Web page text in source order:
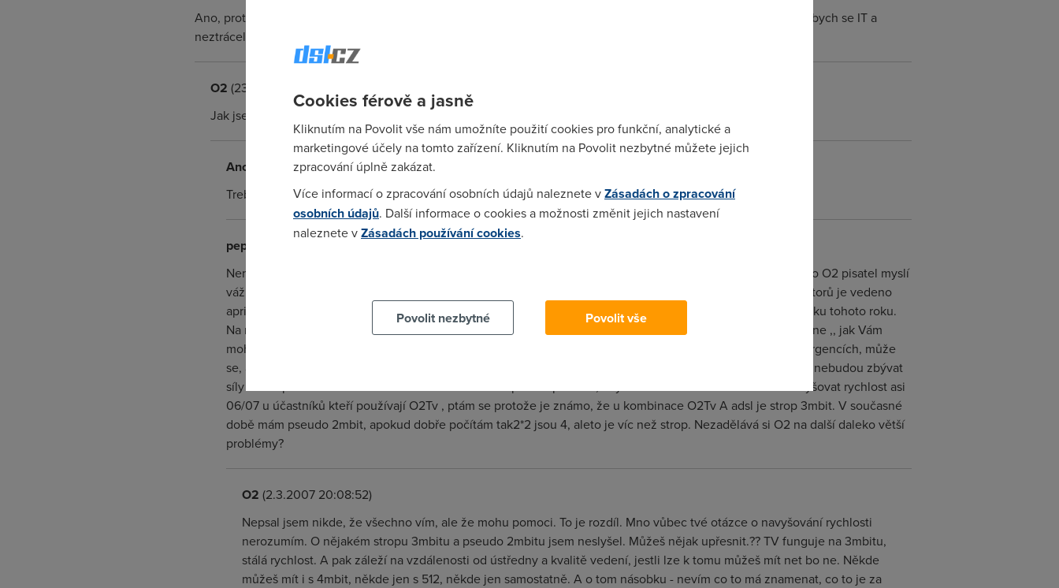
Ano, protože do toho moc nevidím, píšu sem o radu. Kdybych byl chytrý a vzdělaný jako mnozí zde na fóru, živil bych se IT a
neztrácel bych čas "blábolením" na netu.
O2 (23.2.2007 23:40:37)
Jak jsem psal, napište mi, nějak to vyřešíme.
Anonym
(24.2.2007 22:55:01)
Treba to vyresit nechce, radsi chce kecat pitomosti na foru
pepe
Není lepší, než si zjišťovat na fórech, občas poslechnout záznam hovorů s oparátorem ? Myslím, že pokud to O2 pisatel myslí
vážně s pomocí tak pak by neměl vůbec čas sem psát a nebo spíše šmírovat. Protože jednání většiny operátorů je vedeno
apriory k odrazení stěžovatele a nebo spíše mu vnuknout myšlenku, že si vymýšlí. Moje skušenost od začátku tohoto roku.
Na mailové stížnosti se taky spíše nereaguje. Tak fakt nevím jak je to míněno když se operátor přihlásí a řekne ,, jak Vám
mohu pomoci ?,, Jsem poučen , že je třeba si poznamenávat jména operátorů, a ta postupně používat při urgencích, může
se, ale stát, že nebudete celou dobu dělat nic jiného, než jmenovat jednotlivé jména op., a pak už Vám ani nebudou zbývat
síly říct to podstatné. Jenom taková diskusní otázka pro O2 pisatele, když tak všechno ví. Jak se bude navyšovat rychlost asi
06/07 u účastníků kteří používají O2Tv , ptám se protože je známo, že u kombinace O2Tv A adsl je strop 3mbit. V současné
době mám pseudo 2mbit, apokud dobře počítám tak2*2 jsou 4, aleto je víc než strop. Nezadělává si O2 na další daleko větší
problémy?
O2 (2.3.2007 20:08:52)
Nepsal jsem nikde, že všechno vím, ale že mohu pomoci. To je rozdíl. Mno vůbec tvé otázce o navyšování rychlosti
nerozumím. O nějakém stropu 3mbitu a pseudo 2mbitu jsem neslyšel. Můžeš nějak upřesnit.?? TV funguje na 3mbitu,
stálá rychlost. A pak záleží na vzdálenosti od ústředny a kvalitě vedení, jestli lze k tomu můžeš mít net bo ne. Někde
můžeš mít i s 4mbit, někde jen s 512, někde jen samostatně. A o tom násobku - nevím co to má znamenat, co to je za
Cookies férově a jasně
Kliknutím na Povolit vše nám umožníte použití cookies pro funkční, analytické a
marketingové účely na tomto zařízení. Kliknutím na Povolit nezbytné můžete jejich
zpracování úplně zakázat.
Více informací o zpracování osobních údajů naleznete vZásadách o zpracování
osobních údajů. Další informace o cookies a možnosti změnit jejich nastavení
naleznete vZásadách používání cookies.
Povolit nezbytné
Povolit vše